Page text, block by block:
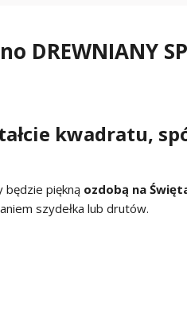
DREWNIANY
kwadratu,
będzie piękną ozdobą na
szydełka lub drutów.